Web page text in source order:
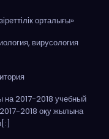
орталығы»
вирусология
на 2017-2018 учебный
2018 оқу жылына